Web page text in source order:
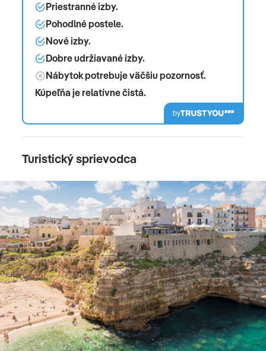
Priestranné izby.
Pohodlné postele.
Nové izby.
Dobre udržiavané izby.
Nábytok potrebuje väčšiu pozornosť.
Kúpeľňa je relatívne čistá.
by
Turistický sprievodca